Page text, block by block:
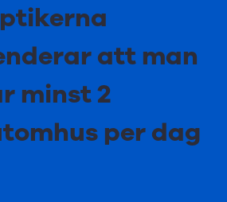
att man
minst 2
per dag